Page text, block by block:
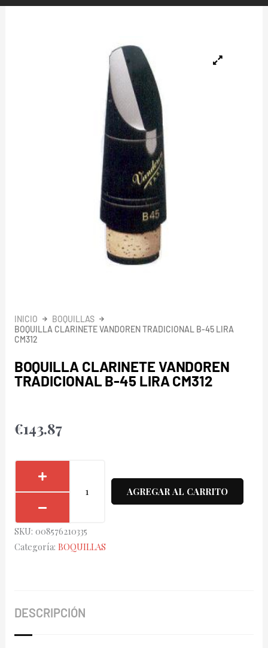
INICIO
BOQUILLAS
BOQUILLA CLARINETE VANDOREN TRADICIONAL B-45 LIRA
CM312
BOQUILLA CLARINETE VANDOREN
TRADICIONAL B-45 LIRA CM312
€143.87
Vandoren
B-
45
cantidad
AGREGAR AL CARRITO
SKU: 008576210335
Categoría: BOQUILLAS
DESCRIPCIÓN